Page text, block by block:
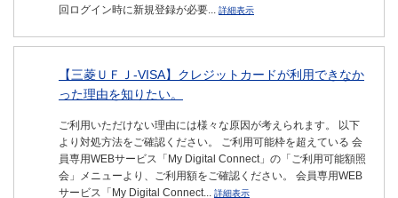
回ログイン時に新規登録が必要... 詳細表示
【三菱ＵＦＪ-VISA】クレジットカードが利用できなか
った理由を知りたい。
ご利用いただけない理由には様々な原因が考えられます。 以下
より対処方法をご確認ください。 ご利用可能枠を超えている 会
員専用WEBサービス「My Digital Connect」の「ご利用可能額照
会」メニューより、ご利用額をご確認ください。 会員専用WEB
サービス「My Digital Connect... 詳細表示